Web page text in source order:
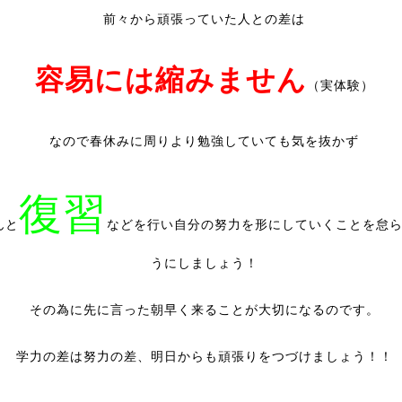
前々から頑張っていた人との差は
容易には縮みません （実体験）
なので春休みに周りより勉強していても気を抜かず
と 復習 などを行い自分の努力を形にしていくことを怠
うにしましょう！
その為に先に言った朝早く来ることが大切になるのです。
学力の差は努力の差、明日からも頑張りをつづけましょう！！